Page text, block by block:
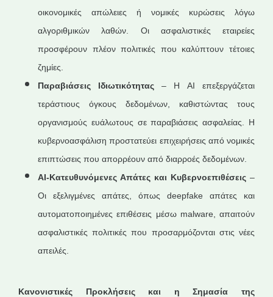
οικονομικές απώλειες ή νομικές κυρώσεις λόγω
αλγοριθμικών λαθών. Οι ασφαλιστικές εταιρείες
προσφέρουν πλέον πολιτικές που καλύπτουν τέτοιες
ζημίες.
Παραβιάσεις Ιδιωτικότητας – Η AI επεξεργάζεται
τεράστιους όγκους δεδομένων, καθιστώντας τους
οργανισμούς ευάλωτους σε παραβιάσεις ασφαλείας. Η
κυβερνοασφάλιση προστατεύει επιχειρήσεις από νομικές
επιπτώσεις που απορρέουν από διαρροές δεδομένων.
AI-Κατευθυνόμενες Απάτες και Κυβερνοεπιθέσεις –
Οι εξελιγμένες απάτες, όπως deepfake απάτες και
αυτοματοποιημένες επιθέσεις μέσω malware, απαιτούν
ασφαλιστικές πολιτικές που προσαρμόζονται στις νέες
απειλές.
Κανονιστικές Προκλήσεις και η Σημασία της